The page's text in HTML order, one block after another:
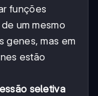
funções
um mesmo
genes, mas em
estão
seletiva